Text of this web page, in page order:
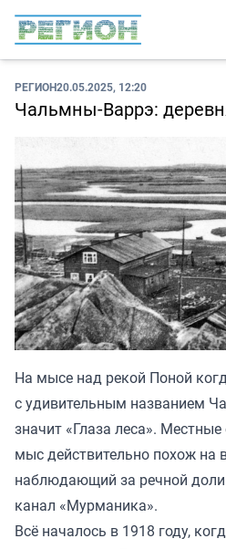
РЕГИОН20.05.2025, 12:20
Чальмны-Варрэ:
На мысе над рекой Поной
с удивительным названием
значит «Глаза леса».
мыс действительно похож на
наблюдающий за речной
канал «Мурманика».
Всё началось в 1918 году,